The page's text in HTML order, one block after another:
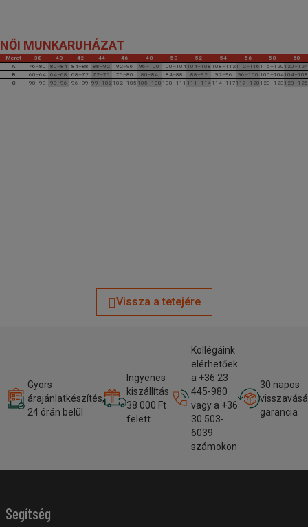
NŐI MUNKARUHÁZAT
Méret 38 40 42 44 46 48 50 52 54 56 58
60
A
76–80 80–84 84–88 88–92 92–96 96–100 100–104 104–108 108–112112–116 116–120 120–124
B
60–64 64–68 68–72 72–76 76–80 80–84 84–88 88–92 92–96 96–100 100–104104–108
C
90–93 93–96 96–99 99–102 102–105 105–108 108–111 111–114 114–117 117–120 120–123 123–126
Vissza a tetejére
Gyors
árajánlatkészítés,
24 órán belül
Ingyenes
kiszállítás
38 000 Ft
felett
Kollégáink
elérhetőek
a +36 23
445-980
vagy a +36
30 503-
6039
számokon
30 napos
garancia
Segítség